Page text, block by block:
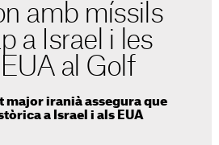
amb míssils
a Israel i les
al Golf
major iranià assegura que
a Israel i als EUA